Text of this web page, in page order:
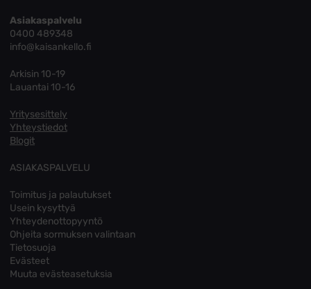
Asiakaspalvelu
0400 489348
info@kaisankello.fi
Arkisin 10-19
Lauantai 10-16
Yritysesittely
Yhteystiedot
Blogit
ASIAKASPALVELU
Toimitus ja palautukset
Usein kysyttyä
Yhteydenottopyyntö
Ohjeita sormuksen valintaan
Tietosuoja
Evästeet
Muuta evästeasetuksia